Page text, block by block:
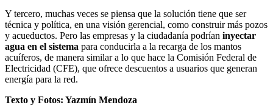
Y tercero, muchas veces se piensa que la solución tiene que ser
técnica y política, en una visión gerencial, como construir más pozos
y acueductos. Pero las empresas y la ciudadanía podrían inyectar
agua en el sistema para conducirla a la recarga de los mantos
acuíferos, de manera similar a lo que hace la Comisión Federal de
Electricidad (CFE), que ofrece descuentos a usuarios que generan
energía para la red.
Texto y Fotos: Yazmín Mendoza